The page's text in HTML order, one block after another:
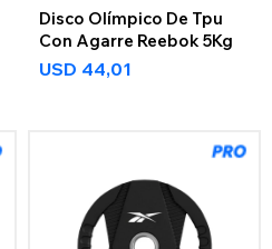
Disco Olímpico De Tpu
Con Agarre Reebok 5Kg
USD 44,01